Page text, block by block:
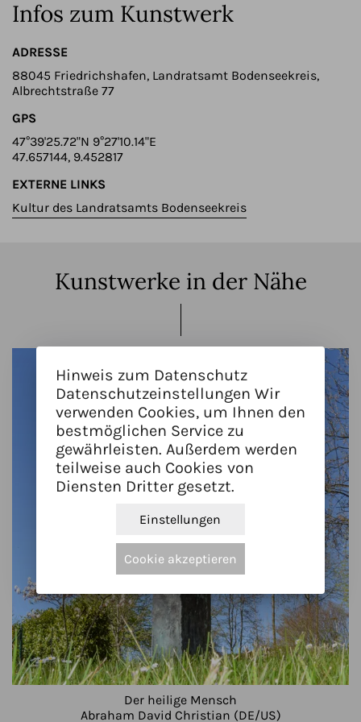
Infos zum Kunstwerk
ADRESSE
88045 Friedrichshafen, Landratsamt Bodenseekreis,
Albrechtstraße 77
GPS
47°39'25.72"N 9°27'10.14"E
47.657144, 9.452817
EXTERNE LINKS
Kultur des Landratsamts Bodenseekreis
Kunstwerke in der Nähe
Der heilige Mensch
Abraham David Christian (DE/US)
Hinweis zum Datenschutz
Datenschutzeinstellungen Wir
verwenden Cookies, um Ihnen den
bestmöglichen Service zu
gewährleisten. Außerdem werden
teilweise auch Cookies von
Diensten Dritter gesetzt.
Einstellungen
Cookie akzeptieren